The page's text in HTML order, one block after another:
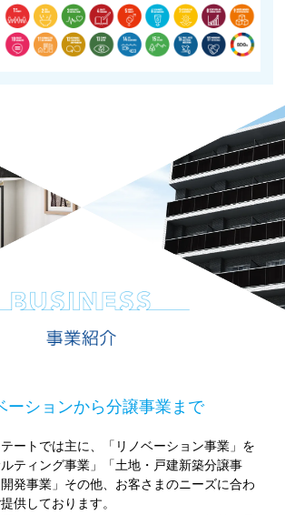
ーションから分譲事業まで
ートでは主に、「リノベーション事業」を
ルティング事業」「土地・戸建新築分譲事
発事業」その他、
お客さまのニーズに合わ
供しております。